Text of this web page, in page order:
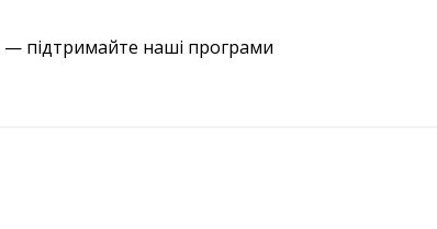
підтримайте наші програми